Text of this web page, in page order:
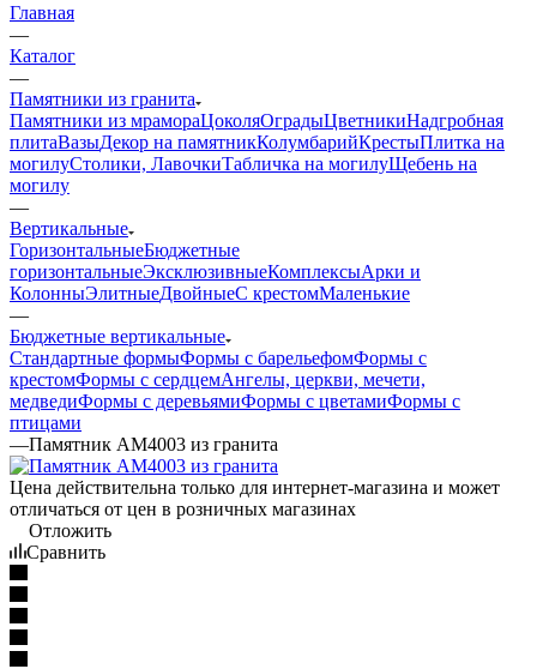
Главная
—
Каталог
—
Памятники из гранита
Памятники из мрамораЦоколяОградыЦветникиНадгробная
плитаВазыДекор на памятникКолумбарийКрестыПлитка на
могилуСтолики, ЛавочкиТабличка на могилуЩебень на
могилу
—
Вертикальные
ГоризонтальныеБюджетные
горизонтальныеЭксклюзивныеКомплексыАрки и
КолонныЭлитныеДвойныеС крестомМаленькие
—
Бюджетные вертикальные
Стандартные формыФормы с барельефомФормы с
крестомФормы с сердцемАнгелы, церкви, мечети,
медведиФормы с деревьямиФормы с цветамиФормы с
птицами
—Памятник AM4003 из гранита
Цена действительна только для интернет-магазина и может
отличаться от цен в розничных магазинах
Отложить
Сравнить